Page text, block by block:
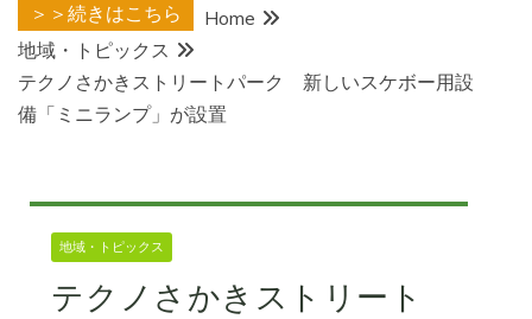
＞＞続きはこちら
Home
地域・トピックス
テクノさかきストリートパーク 新しいスケボー用設
備「ミニランプ」が設置
地域・トピックス
テクノさかきストリート